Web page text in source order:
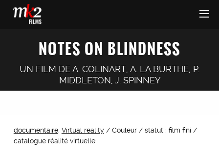
NOTES ON BLINDNESS
UN FILM DE A. COLINART A. LA BURTHE P.
MIDDLETON J. SPINNEY
documentaire. Virtual reality/ Couleur / statut : film fini /
catalogue réalité virtuelle